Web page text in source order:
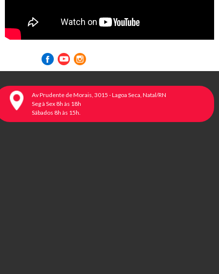
Av Prudente de Morais, 3015 - Lagoa Seca, Natal/RN
Seg à Sex 8h às 18h
Sábados 8h às 15h.